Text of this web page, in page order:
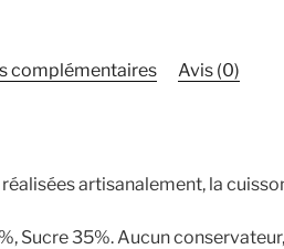
complémentaires Avis (0)
artisanalement, la
Sucre 35%. Aucun